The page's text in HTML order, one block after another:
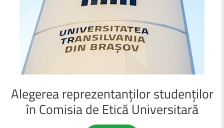
Alegereareprezentanțilorstudenților
în Comisiade EticăUniversitară